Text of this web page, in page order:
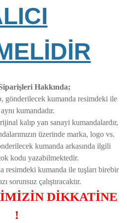
Hakkında;
gönderilecek kumanda resimdeki ile
kumandadır.
kalıp yan sanayi kumandalardır,
üzerinde marka, logo vs.
kumanda arkasında ilgili
kodu yazabilmektedir.
resimdeki kumanda ile tuşları birebir
sorunsuz çalıştıracaktır.
DİKKATİNE
!